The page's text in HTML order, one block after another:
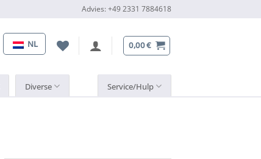
Advies: +49 2331 7884618
NL 0,00€
Diverse Service/Hulp